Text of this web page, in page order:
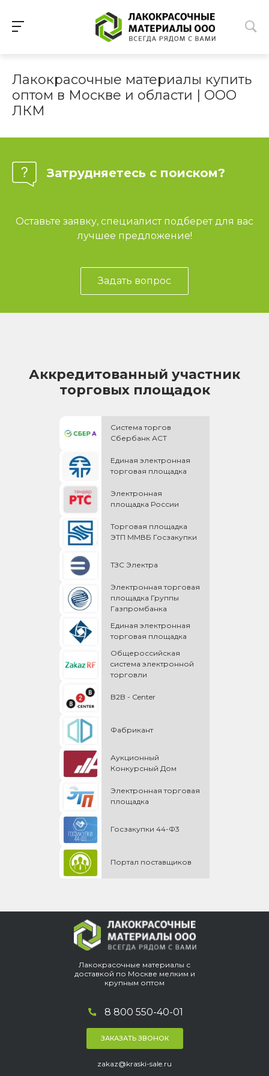
Лакокрасочные материалы купить
оптом в Москве и области | ООО
ЛКМ
Затрудняетесь с поиском?
Оставьте заявку, специалист подберет для вас
лучшее предложение!
Задать вопрос
Аккредитованный участник
торговых площадок
Система торгов
Сбербанк АСТ
Единая электронная
торговая площадка
Электронная
площадка России
Торговая площадка
ЭТП ММВБ Госзакупки
ТЗС Электра
Электронная торговая
площадка Группы
Газпромбанка
Единая электронная
торговая площадка
Общероссийская
cистема электронной
торговли
B2B - Center
Фабрикант
Аукционный
Конкурсный Дом
Электронная торговая
площадка
Госзакупки 44-Ф3
Портал поставщиков
Лакокрасочные материалы с
доставкой по Москве мелким и
крупным оптом
8 800 550-40-01
ЗАКАЗАТЬ ЗВОНОК
zakaz@kraski-sale.ru